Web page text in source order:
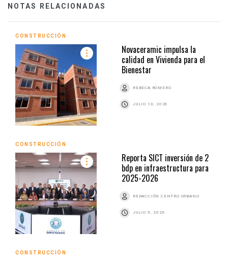
NOTAS RELACIONADAS
CONSTRUCCIÓN
Novaceramic impulsa la
calidad en Vivienda para el
Bienestar
REBECA ROMERO
JULIO 10, 2026
CONSTRUCCIÓN
Reporta SICT inversión de 2
bdp en infraestructura para
2025-2026
REDACCIÓN CENTRO URBANO
JULIO 9, 2026
CONSTRUCCIÓN